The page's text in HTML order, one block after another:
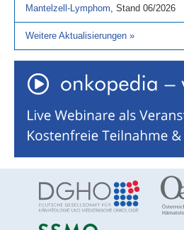
Mantelzell-Lymphom, Stand 06/2026
Weitere Aktualisierungen »